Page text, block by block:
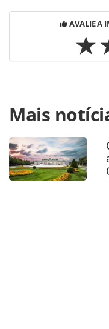
AVALIE A
https://
encomenda-31-
entregas-a-partir-de-
oferecidas na página.
PANROTAS Editora é
sobre direito autoral.
Mais